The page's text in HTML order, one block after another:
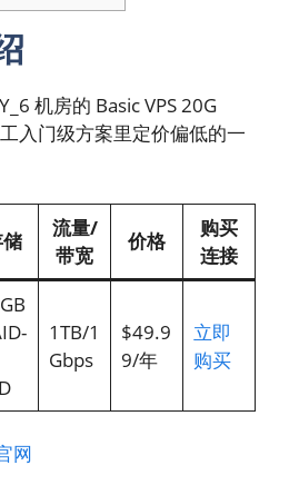
机房的 Basic VPS 20G
入门级方案里定价偏低的一
流量/
带宽
价格
购买
连接
1TB/1
Gbps
$49.9
9/年
立即
购买
网